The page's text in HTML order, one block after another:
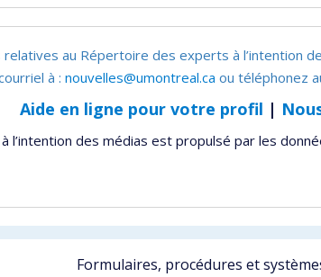
au Répertoire des experts à l’intention
à : nouvelles@umontreal.ca ou téléphonez
Aide en ligne pour votre profil |
l’intention des médias est propulsé par les
Formulaires, procédures et